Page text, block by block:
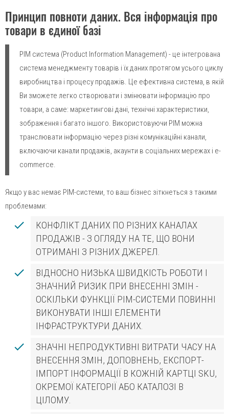
Принцип повноти даних. Вся інформація про
товари в єдиної базі
PIM система (Product Information Management) - це інтегрована
система менеджменту товарів і їх даних протягом усього циклу
виробництва і процесу продажів. Це ефективна система, в якій
Ви зможете легко створювати і змінювати інформацію про
товари, а саме: маркетингові дані, технічні характеристики,
зображення і багато іншого. Використовуючи PIM можна
транслювати інформацію через різні комунікаційні канали,
включаючи канали продажів, акаунти в соціальних мережах і e-
commerce.
Якщо у вас немає PIM-системи, то ваш бізнес зіткнеться з такими
проблемами:
done
КОНФЛІКТ ДАНИХ ПО РІЗНИХ КАНАЛАХ
ПРОДАЖІВ - З ОГЛЯДУ НА ТЕ, ЩО ВОНИ
ОТРИМАНІ З РІЗНИХ ДЖЕРЕЛ.
done
ВІДНОСНО НИЗЬКА ШВИДКІСТЬ РОБОТИ І
ЗНАЧНИЙ РИЗИК ПРИ ВНЕСЕННІ ЗМІН -
ОСКІЛЬКИ ФУНКЦІЇ PIM-СИСТЕМИ ПОВИННІ
ВИКОНУВАТИ ІНШІ ЕЛЕМЕНТИ
ІНФРАСТРУКТУРИ ДАНИХ.
done
ЗНАЧНІ НЕПРОДУКТИВНІ ВИТРАТИ ЧАСУ НА
ВНЕСЕННЯ ЗМІН, ДОПОВНЕНЬ, ЕКСПОРТ-
ІМПОРТ ІНФОРМАЦІЇ В КОЖНІЙ КАРТЦІ SKU,
ОКРЕМОЇ КАТЕГОРІЇ АБО КАТАЛОЗІ В
ЦІЛОМУ.